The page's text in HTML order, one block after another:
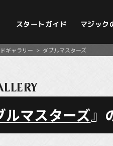
スタートガイド マジック
ギャラリー > ダブルマスターズ
ルマスターズ』